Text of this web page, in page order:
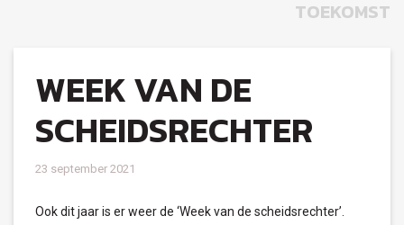
TOEKOMST
WEEK VAN DE
SCHEIDSRECHTER
23 september 2021
Ook dit jaar is er weer de ‘Week van de scheidsrechter’.